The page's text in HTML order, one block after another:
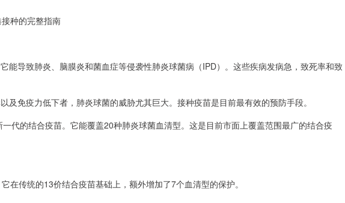
种的完整指南
能导致肺炎、脑膜炎和菌血症等侵袭性肺炎球菌病（IPD）。这些疾病发病急，致死率和致
及免疫力低下者，肺炎球菌的威胁尤其巨大。接种疫苗是目前最有效的预防手段。
代的结合疫苗。它能覆盖20种肺炎球菌血清型。这是目前市面上覆盖范围最广的结合疫
在传统的13价结合疫苗基础上，额外增加了7个血清型的保护。